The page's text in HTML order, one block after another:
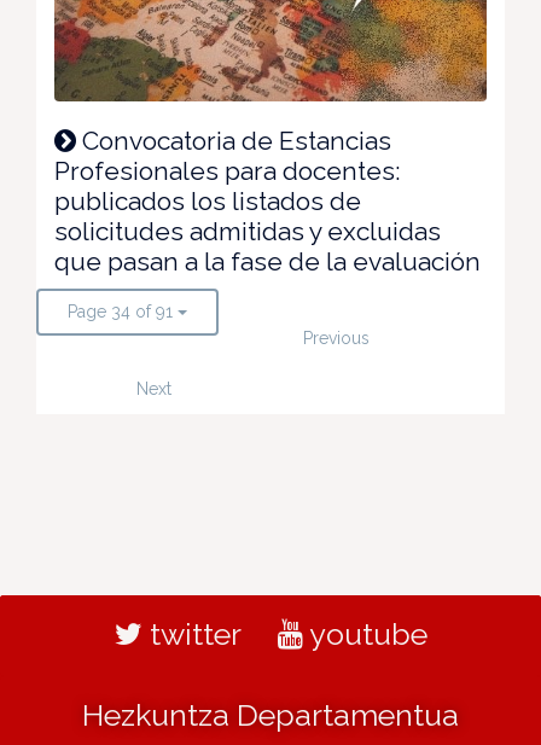
Convocatoria de Estancias
Profesionales para docentes:
publicados los listados de
solicitudes admitidas y excluidas
que pasan a la fase de la evaluación
Page 34 of 91
Previous
Next
twitter youtube
Hezkuntza Departamentua